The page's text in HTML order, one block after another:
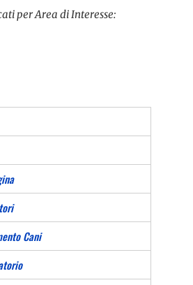
per Area di Interesse:
Cani